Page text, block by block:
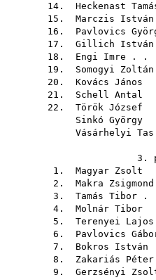
14. Heckenast
15. Marczis
16. Pavlovics
17. Gillich István
18. Engi Imre . .
19. Somogyi Zoltán
20. Kovács János
21. Schell Antal
22. Török József
Sinkó György
Vásárhelyi Tas
1. Magyar Zsolt
2. Makra Zsigmond
3. Tamás Tibor .
4. Molnár Tibor
5. Terenyei Lajos
6. Pavlovics
7. Bokros István
8. Zakariás Péter
9. Gerzsényi